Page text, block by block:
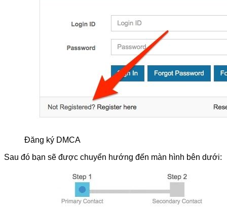
Đăng ký DMCA
Sau đó bạn sẽ được chuyển hướng đến màn hình bên dưới: